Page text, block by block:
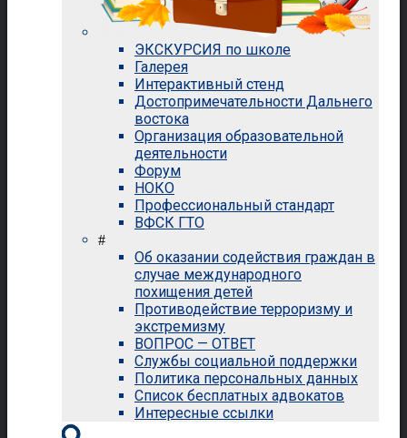
ЭКСКУРСИЯ по школе
Галерея
Интерактивный стенд
Достопримечательности Дальнего
востока
Организация образовательной
деятельности
Форум
НОКО
Профессиональный стандарт
ВФСК ГТО
#
Об оказании содействия граждан в
случае международного
похищения детей
Противодействие терроризму и
экстремизму
ВОПРОС — ОТВЕТ
Службы социальной поддержки
Политика персональных данных
Список бесплатных адвокатов
Интересные ссылки